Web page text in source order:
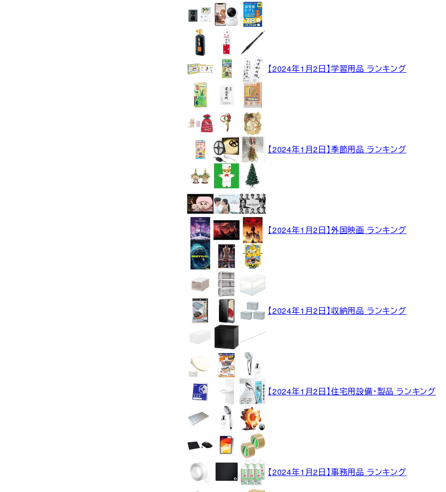
【2024年1月2日】学習用品 ランキング
【2024年1月2日】季節用品 ランキング
【2024年1月2日】外国映画 ランキング
【2024年1月2日】収納用品 ランキング
【2024年1月2日】住宅用設備・製品 ランキング
【2024年1月2日】事務用品 ランキング